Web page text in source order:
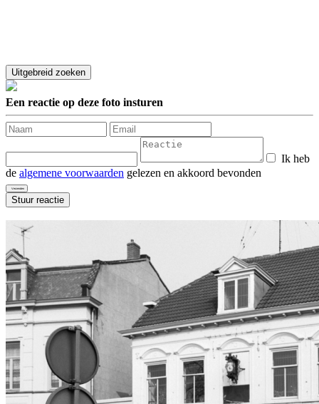
Een reactie op deze foto insturen
Ik heb
de algemene voorwaarden gelezen en akkoord bevonden